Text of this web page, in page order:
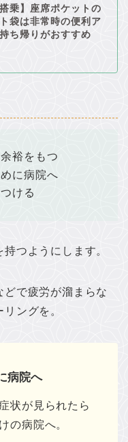
搭乗】座席ポケットの
袋は非常時の便利ア
ち帰りがおすすめ
裕をもつ
に病院へ
ける
つようにします。
で疲労が溜まらな
ングを。
病院へ
状が見られたら
の病院へ。